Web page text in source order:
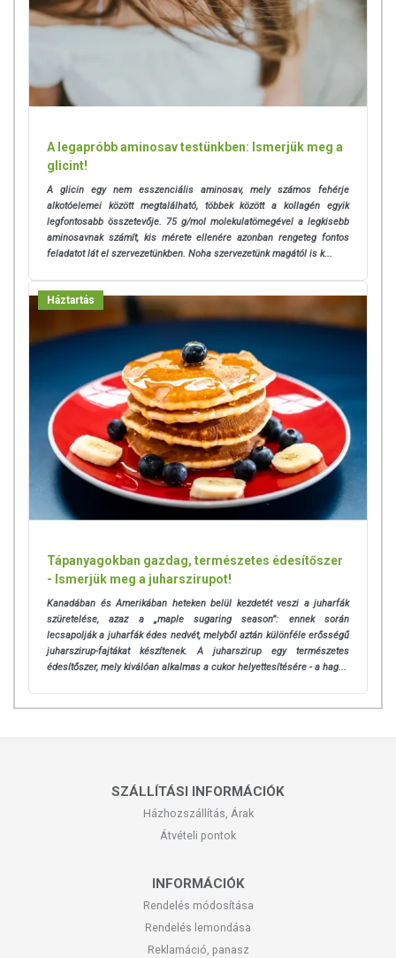
A legapróbb aminosav testünkben: Ismerjük meg a
glicint!
A glicin egy nem esszenciális aminosav, mely számos fehérje
alkotóelemei között megtalálható, többek között a kollagén egyik
legfontosabb összetevője. 75 g/mol molekulatömegével a legkisebb
aminosavnak számít, kis mérete ellenére azonban rengeteg fontos
feladatot lát el szervezetünkben. Noha szervezetünk magától is k...
Háztartás
Tápanyagokban gazdag, természetes édesítőszer
- Ismerjük meg a juharszirupot!
Kanadában és Amerikában heteken belül kezdetét veszi a juharfák
szüretelése, azaz a „maple sugaring season”: ennek során
lecsapolják a juharfák édes nedvét, melyből aztán különféle erősségű
juharszirup-fajtákat készítenek. A juharszirup egy természetes
édesítőszer, mely kiválóan alkalmas a cukor helyettesítésére - a hag...
SZÁLLÍTÁSI INFORMÁCIÓK
Házhozszállítás, Árak
Átvételi pontok
INFORMÁCIÓK
Rendelés módosítása
Rendelés lemondása
Reklamáció, panasz